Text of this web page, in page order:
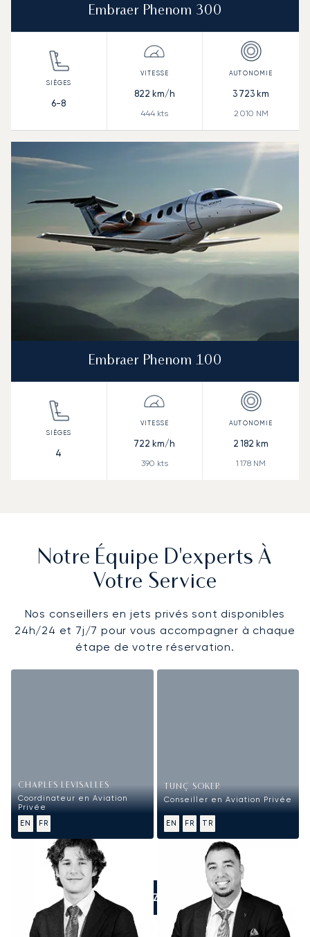
Embraer Phenom 300
6-8
822 km/h
444 kts
3 723 km
2 010 NM
Embraer Phenom 100
4
722 km/h
390 kts
2 182 km
1 178 NM
Notre Équipe D'experts À
Votre Service
Nos conseillers en jets privés sont disponibles
24h/24 et 7j/7 pour vous accompagner à chaque
étape de votre réservation.
CHARLES LEVISALLES
Coordinateur en Aviation
Privée
EN
FR
TUNÇ SOKER
Conseiller en Aviation Privée
EN FR TR
APPELEZ-NOUS